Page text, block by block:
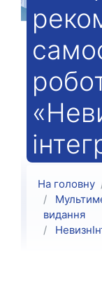
На головну
видання